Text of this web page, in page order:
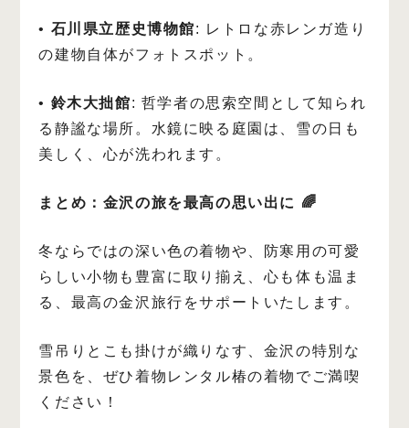
• 石川県立歴史博物館: レトロな赤レンガ造り
の建物自体がフォトスポット。
• 鈴木大拙館: 哲学者の思索空間として知られ
る静謐な場所。水鏡に映る庭園は、雪の日も
美しく、心が洗われます。
まとめ：金沢の旅を最高の思い出に 🌈
冬ならではの深い色の着物や、防寒用の可愛
らしい小物も豊富に取り揃え、心も体も温ま
る、最高の金沢旅行をサポートいたします。
雪吊りとこも掛けが織りなす、金沢の特別な
景色を、ぜひ着物レンタル椿の着物でご満喫
ください！